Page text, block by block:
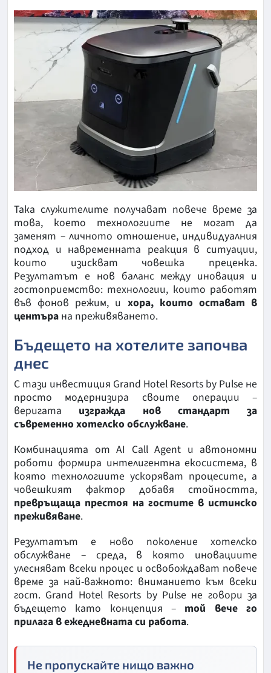
Така служителите получават повече време за
това, което технологиите не могат да
заменят – личното отношение, индивидуалния
подход и навременната реакция в ситуации,
които изискват човешка преценка.
Резултатът е нов баланс между иновация и
гостоприемство: технологии, които работят
във фонов режим, и хора, които остават в
центъра на преживяването.
Бъдещето на хотелите започва
днес
С тази инвестиция Grand Hotel Resorts by Pulse не
просто модернизира своите операции –
веригата изгражда нов стандарт за
съвременно хотелско обслужване.
Комбинацията от AI Call Agent и автономни
роботи формира интелигентна екосистема, в
която технологиите ускоряват процесите, а
човешкият фактор добавя стойността,
превръщаща престоя на гостите в истинско
преживяване.
Резултатът е ново поколение хотелско
обслужване – среда, в която иновациите
улесняват всеки процес и освобождават повече
време за най-важното: вниманието към всеки
гост. Grand Hotel Resorts by Pulse не говори за
бъдещето като концепция – той вече го
прилага в ежедневната си работа.
Не пропускайте нищо важно